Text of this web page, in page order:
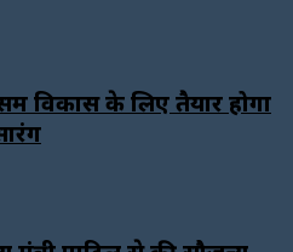
विकास के लिए तैयार होगा